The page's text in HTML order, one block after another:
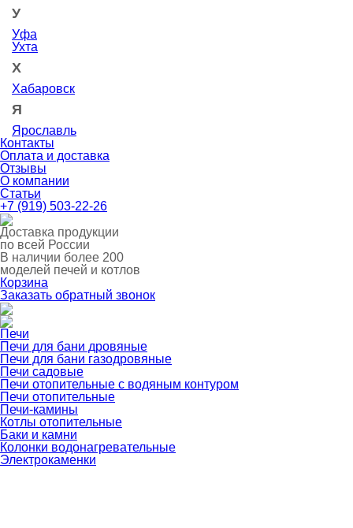
У
Уфа
Ухта
Х
Хабаровск
Я
Ярославль
Контакты
Оплата и доставка
Отзывы
О компании
Статьи
+7 (919) 503-22-26
Доставка продукции
по всей России
В наличии более 200
моделей печей и котлов
Корзина
Заказать обратный звонок
Печи
Печи для бани дровяные
Печи для бани газодровяные
Печи садовые
Печи отопительные c водяным контуром
Печи отопительные
Печи-камины
Котлы отопительные
Баки и камни
Колонки водонагревательные
Электрокаменки